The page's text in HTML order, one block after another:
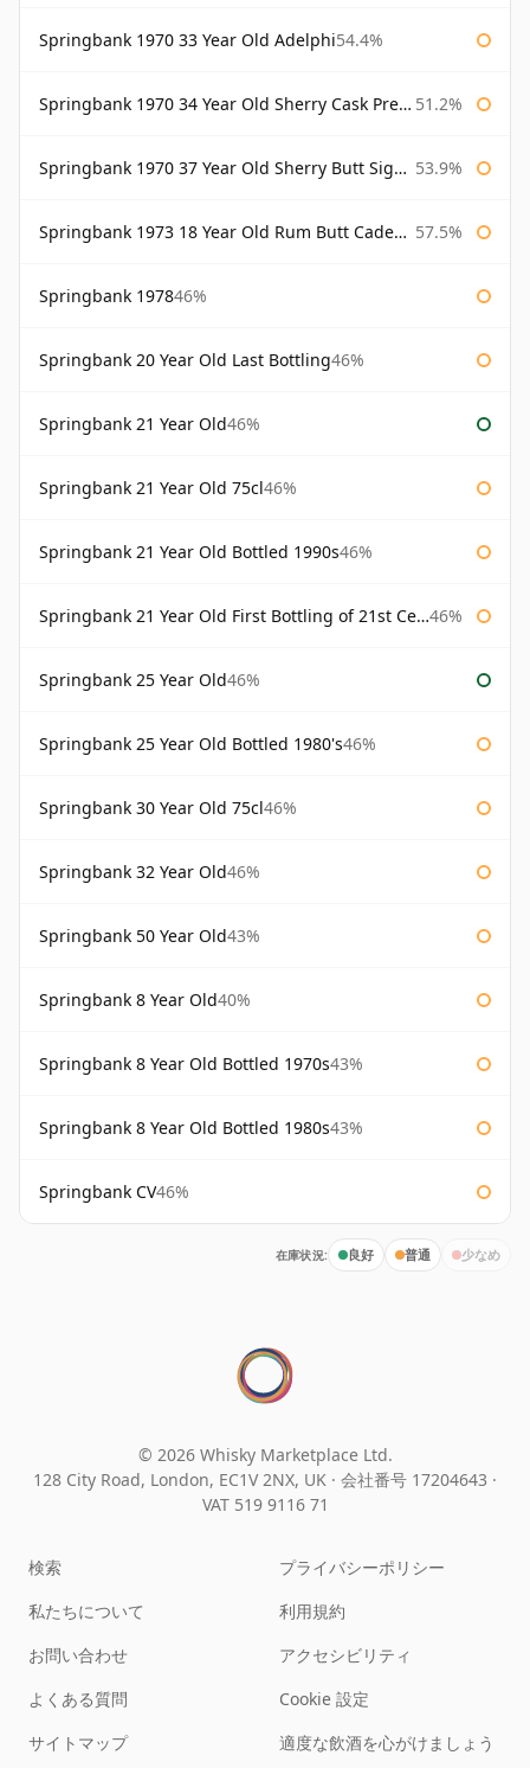
Springbank 1970 33 Year Old Adelphi54.4%
Springbank 1970 34 Year Old Sherry Cask Prestonfield 51.2%
Springbank 1970 37 Year Old Sherry Butt Signatory Cask Strength Collection 53.9%
Springbank 1973 18 Year Old Rum Butt Cadenhead's 57.5%
Springbank 197846%
Springbank 20 Year Old Last Bottling46%
Springbank 21 Year Old46%
Springbank 21 Year Old 75cl46%
Springbank 21 Year Old Bottled 1990s46%
Springbank 21 Year Old First Bottling of 21st Century 46%
Springbank 25 Year Old46%
Springbank 25 Year Old Bottled 1980's46%
Springbank 30 Year Old 75cl46%
Springbank 32 Year Old46%
Springbank 50 Year Old43%
Springbank 8 Year Old40%
Springbank 8 Year Old Bottled 1970s43%
Springbank 8 Year Old Bottled 1980s43%
Springbank CV46%
在庫状況: 良好 普通 少なめ
© 2026 Whisky Marketplace Ltd.
128 City Road, London, EC1V 2NX, UK · 会社番号 17204643 ·
VAT 519 9116 71
検索
私たちについて
お問い合わせ
よくある質問
サイトマップ
プライバシーポリシー
利用規約
アクセシビリティ
Cookie 設定
適度な飲酒を心がけましょう